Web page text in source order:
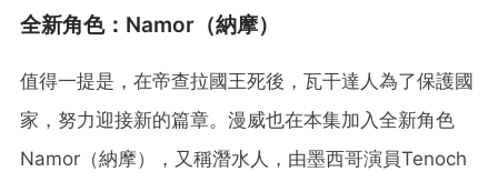
全新角色：Namor（納摩）
值得一提是，在帝查拉國王死後，瓦干達人為了保護國
家，努力迎接新的篇章。漫威也在本集加入全新角色
Namor（納摩），又稱潛水人，由墨西哥演員Tenoch